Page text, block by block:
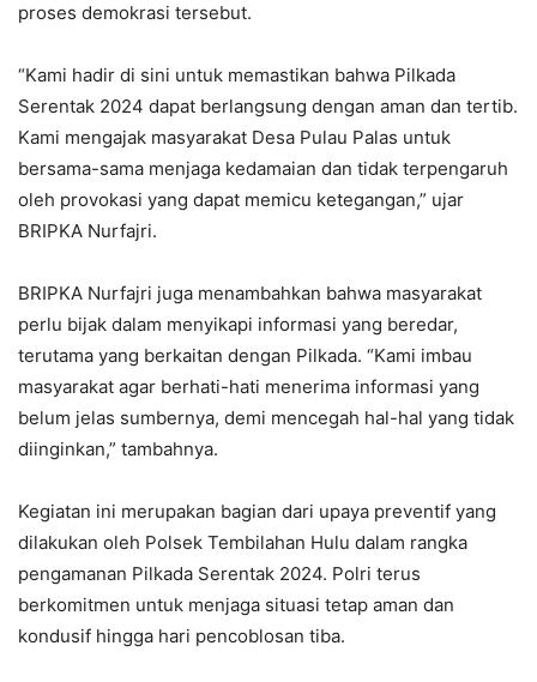
proses demokrasi tersebut.
“Kami hadir di sini untuk memastikan bahwa Pilkada
Serentak 2024 dapat berlangsung dengan aman dan tertib.
Kami mengajak masyarakat Desa Pulau Palas untuk
bersama-sama menjaga kedamaian dan tidak terpengaruh
oleh provokasi yang dapat memicu ketegangan,” ujar
BRIPKA Nurfajri.
BRIPKA Nurfajri juga menambahkan bahwa masyarakat
perlu bijak dalam menyikapi informasi yang beredar,
terutama yang berkaitan dengan Pilkada. “Kami imbau
masyarakat agar berhati-hati menerima informasi yang
belum jelas sumbernya, demi mencegah hal-hal yang tidak
diinginkan,” tambahnya.
Kegiatan ini merupakan bagian dari upaya preventif yang
dilakukan oleh Polsek Tembilahan Hulu dalam rangka
pengamanan Pilkada Serentak 2024. Polri terus
berkomitmen untuk menjaga situasi tetap aman dan
kondusif hingga hari pencoblosan tiba.